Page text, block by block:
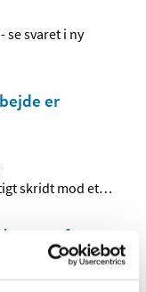
se svaret i ny
er
skridt mod et…
for